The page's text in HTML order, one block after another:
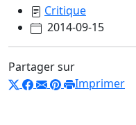
Critique
2014-09-15
Partager sur
Imprimer